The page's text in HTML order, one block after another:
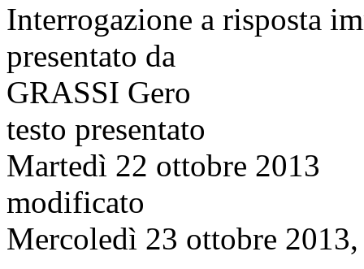
Interrogazione a risposta
presentato da
GRASSI Gero
testo presentato
Martedì 22 ottobre 2013
modificato
Mercoledì 23 ottobre 2013,